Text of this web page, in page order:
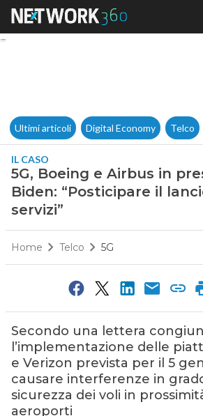
5G, Boeing
Ultimi articoli Digital Economy Telco
IL CASO
5G, Boeing e Airbus in
Biden: “Posticipare il
servizi”
Home Telco 5G
Secondo una lettera
l’implementazione delle
e Verizon prevista per il 5
causare interferenze in
sicurezza dei voli in
aeroporti